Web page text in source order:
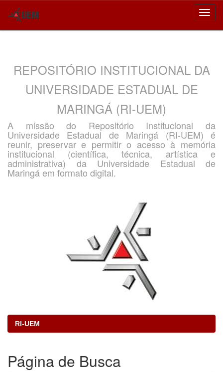
REPOSITÓRIO INSTITUCIONAL DA
UNIVERSIDADE ESTADUAL DE
MARINGÁ (RI-UEM)
A missão do Repositório Institucional da
Universidade Estadual de Maringá (RI-UEM) é
reunir, preservar e permitir o acesso à memória
institucional (científica, técnica, artística e
administrativa) da Universidade Estadual de
Maringá em formato digital.
RI-UEM
Página de Busca